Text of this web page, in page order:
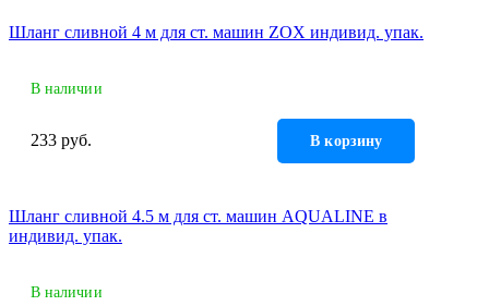
Шланг сливной 4 м для ст. машин ZOX индивид. упак.
В наличии
233 руб. В корзину
Шланг сливной 4.5 м для ст. машин AQUALINE в
индивид. упак.
В наличии